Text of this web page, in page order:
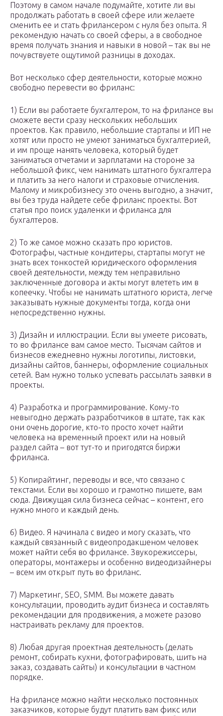
Поэтому в самом начале подумайте, хотите ли вы
продолжать работать в своей сфере или желаете
сменить ее и стать фрилансером с нуля без опыта. Я
рекомендую начать со своей сферы, а в свободное
время получать знания и навыки в новой – так вы не
почувствуете ощутимой разницы в доходах.
Вот несколько сфер деятельности, которые можно
свободно перевести во фриланс:
1) Если вы работаете бухгалтером, то на фрилансе вы
сможете вести сразу нескольких небольших
проектов. Как правило, небольшие стартапы и ИП не
хотят или просто не умеют заниматься бухгалтерией,
и им проще нанять человека, который будет
заниматься отчетами и зарплатами на стороне за
небольшой фикс, чем нанимать штатного бухгалтера
и платить за него налоги и страховые отчисления.
Малому и микробизнесу это очень выгодно, а значит,
вы без труда найдете себе фриланс проекты. Вот
статья про поиск удаленки и фриланса для
бухгалтеров.
2) То же самое можно сказать про юристов.
Фотографы, частные кондитеры, стартапы могут не
знать всех тонкостей юридического оформления
своей деятельности, между тем неправильно
заключенные договора и акты могут влететь им в
копеечку. Чтобы не нанимать штатного юриста, легче
заказывать нужные документы тогда, когда они
непосредственно нужны.
3) Дизайн и иллюстрации. Если вы умеете рисовать,
то во фрилансе вам самое место. Тысячам сайтов и
бизнесов ежедневно нужны логотипы, листовки,
дизайны сайтов, баннеры, оформление социальных
сетей. Вам нужно только успевать рассылать заявки в
проекты.
4) Разработка и программирование. Кому-то
невыгодно держать разработчиков в штате, так как
они очень дорогие, кто-то просто хочет найти
человека на временный проект или на новый
раздел сайта – вот тут-то и пригодятся биржи
фриланса.
5) Копирайтинг, переводы и все, что связано с
текстами. Если вы хорошо и грамотно пишете, вам
сюда. Движущая сила бизнеса сейчас – контент, его
нужно много и каждый день.
6) Видео. Я начинала с видео и могу сказать, что
каждый связанный с видеопродакшеном человек
может найти себя во фрилансе. Звукорежиссеры,
операторы, монтажеры и особенно видеодизайнеры
– всем им открыт путь во фриланс.
7) Маркетинг, SEO, SMM. Вы можете давать
консультации, проводить аудит бизнеса и составлять
рекомендации для продвижения, а можете разово
настраивать рекламу для проектов.
8) Любая другая проектная деятельность (делать
ремонт, собирать кухни, фотографировать, шить на
заказ, создавать сайты) и консультации в частном
порядке.
На фрилансе можно найти несколько постоянных
заказчиков, которые будут платить вам фикс или